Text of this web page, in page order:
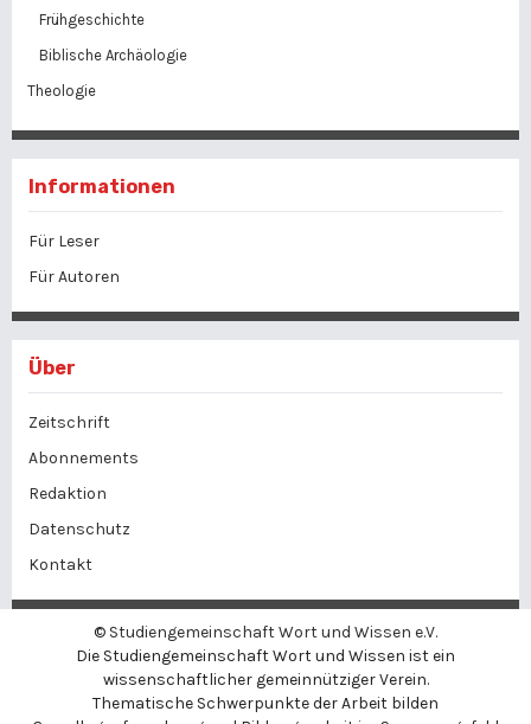
Frühgeschichte
Biblische Archäologie
Theologie
Informationen
Für Leser
Für Autoren
Über
Zeitschrift
Abonnements
Redaktion
Datenschutz
Kontakt
© Studiengemeinschaft Wort und Wissen e.V.
Die Studiengemeinschaft Wort und Wissen ist ein
wissenschaftlicher gemeinnütziger Verein.
Thematische Schwerpunkte der Arbeit bilden